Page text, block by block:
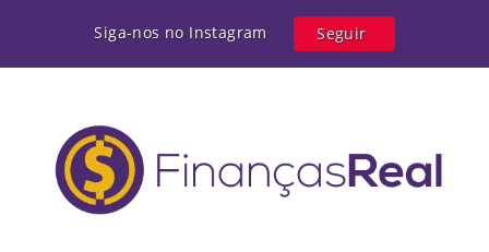
Siga-nos no Instagram Seguir